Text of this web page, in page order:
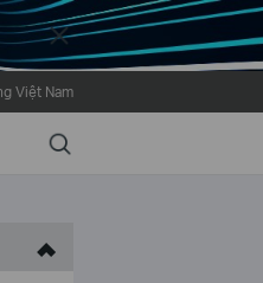
Close
Việt Nam
Search